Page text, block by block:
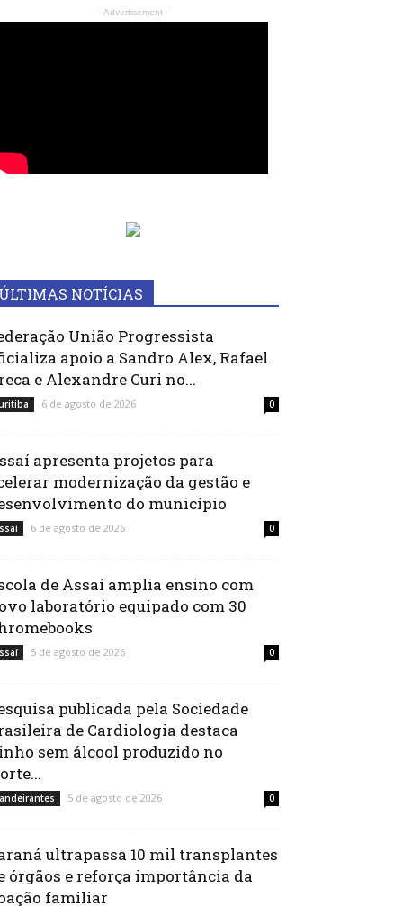
- Advertisement -
ÚLTIMAS NOTÍCIAS
União Progressista
apoio a Sandro Alex, Rafael
e Alexandre Curi no...
6 de agosto de 2026 0
apresenta projetos para
modernização da gestão e
do município
6 de agosto de 2026 0
de Assaí amplia ensino com
laboratório equipado com 30
5 de agosto de 2026 0
publicada pela Sociedade
de Cardiologia destaca
sem álcool produzido no
5 de agosto de 2026 0
ultrapassa 10 mil transplantes
órgãos e reforça importância da
familiar